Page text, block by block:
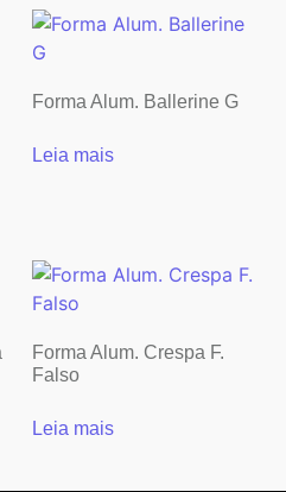
Forma Alum. Ballerine G
Leia mais
Forma Alum. Crespa F.
Falso
Leia mais